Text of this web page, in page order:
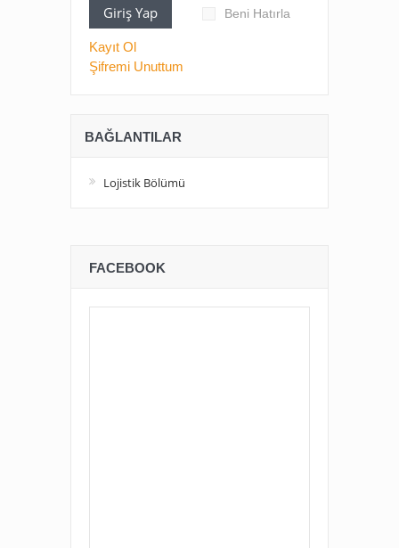
Giriş Yap Beni Hatırla
Kayıt Ol
Şifremi Unuttum
BAĞLANTILAR
Lojistik Bölümü
FACEBOOK